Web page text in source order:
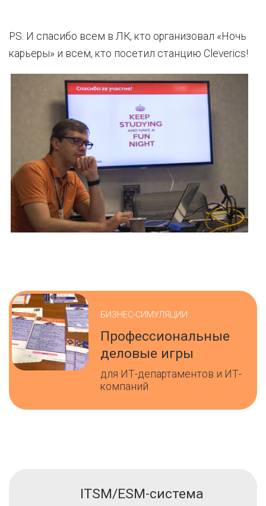
PS. И спасибо всем в ЛК, кто организовал «Ночь
карьеры» и всем, кто посетил станцию Cleverics!
БИЗНЕС-СИМУЛЯЦИИ
Профессиональные
деловые игры
для ИТ-департаментов и ИТ-
компаний
ITSM/ESM-система